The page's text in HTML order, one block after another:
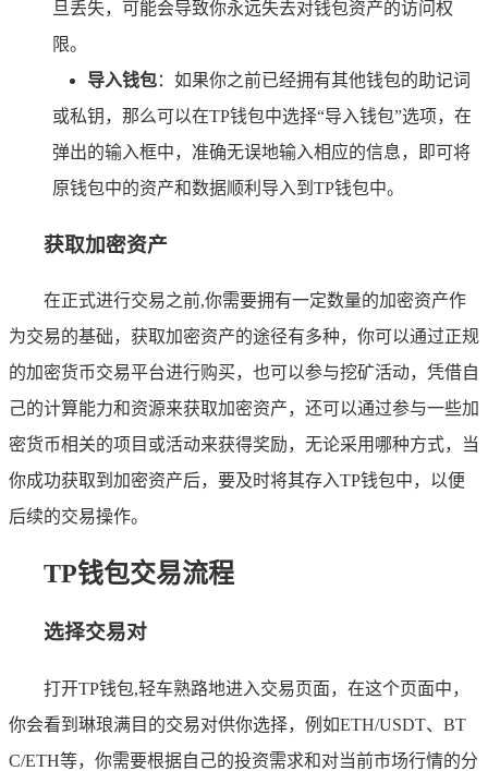
旦丢失，可能会导致你永远失去对钱包资产的访问权
限。
导入钱包：如果你之前已经拥有其他钱包的助记词
或私钥，那么可以在TP钱包中选择“导入钱包”选项，在
弹出的输入框中，准确无误地输入相应的信息，即可将
原钱包中的资产和数据顺利导入到TP钱包中。
获取加密资产
在正式进行交易之前,你需要拥有一定数量的加密资产作
为交易的基础，获取加密资产的途径有多种，你可以通过正规
的加密货币交易平台进行购买，也可以参与挖矿活动，凭借自
己的计算能力和资源来获取加密资产，还可以通过参与一些加
密货币相关的项目或活动来获得奖励，无论采用哪种方式，当
你成功获取到加密资产后，要及时将其存入TP钱包中，以便
后续的交易操作。
TP钱包交易流程
选择交易对
打开TP钱包,轻车熟路地进入交易页面，在这个页面中，
你会看到琳琅满目的交易对供你选择，例如ETH/USDT、BT
C/ETH等，你需要根据自己的投资需求和对当前市场行情的分